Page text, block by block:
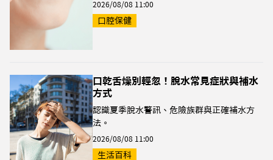
2026/08/08 11:00
口腔保健
口乾舌燥別輕忽！脫水常見症狀與補水
方式
認識夏季脫水警訊、危險族群與正確補水方
法。
2026/08/08 11:00
生活百科